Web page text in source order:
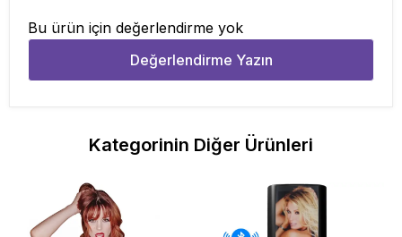
Bu ürün için değerlendirme yok
Değerlendirme Yazın
Kategorinin Diğer Ürünleri